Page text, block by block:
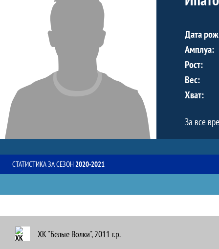
Дата
Амплуа:
Рост:
Вес:
Хват:
За все
СТАТИСТИКА ЗА СЕЗОН 2020-2021
ХК "Белые Волки", 2011 г.р.